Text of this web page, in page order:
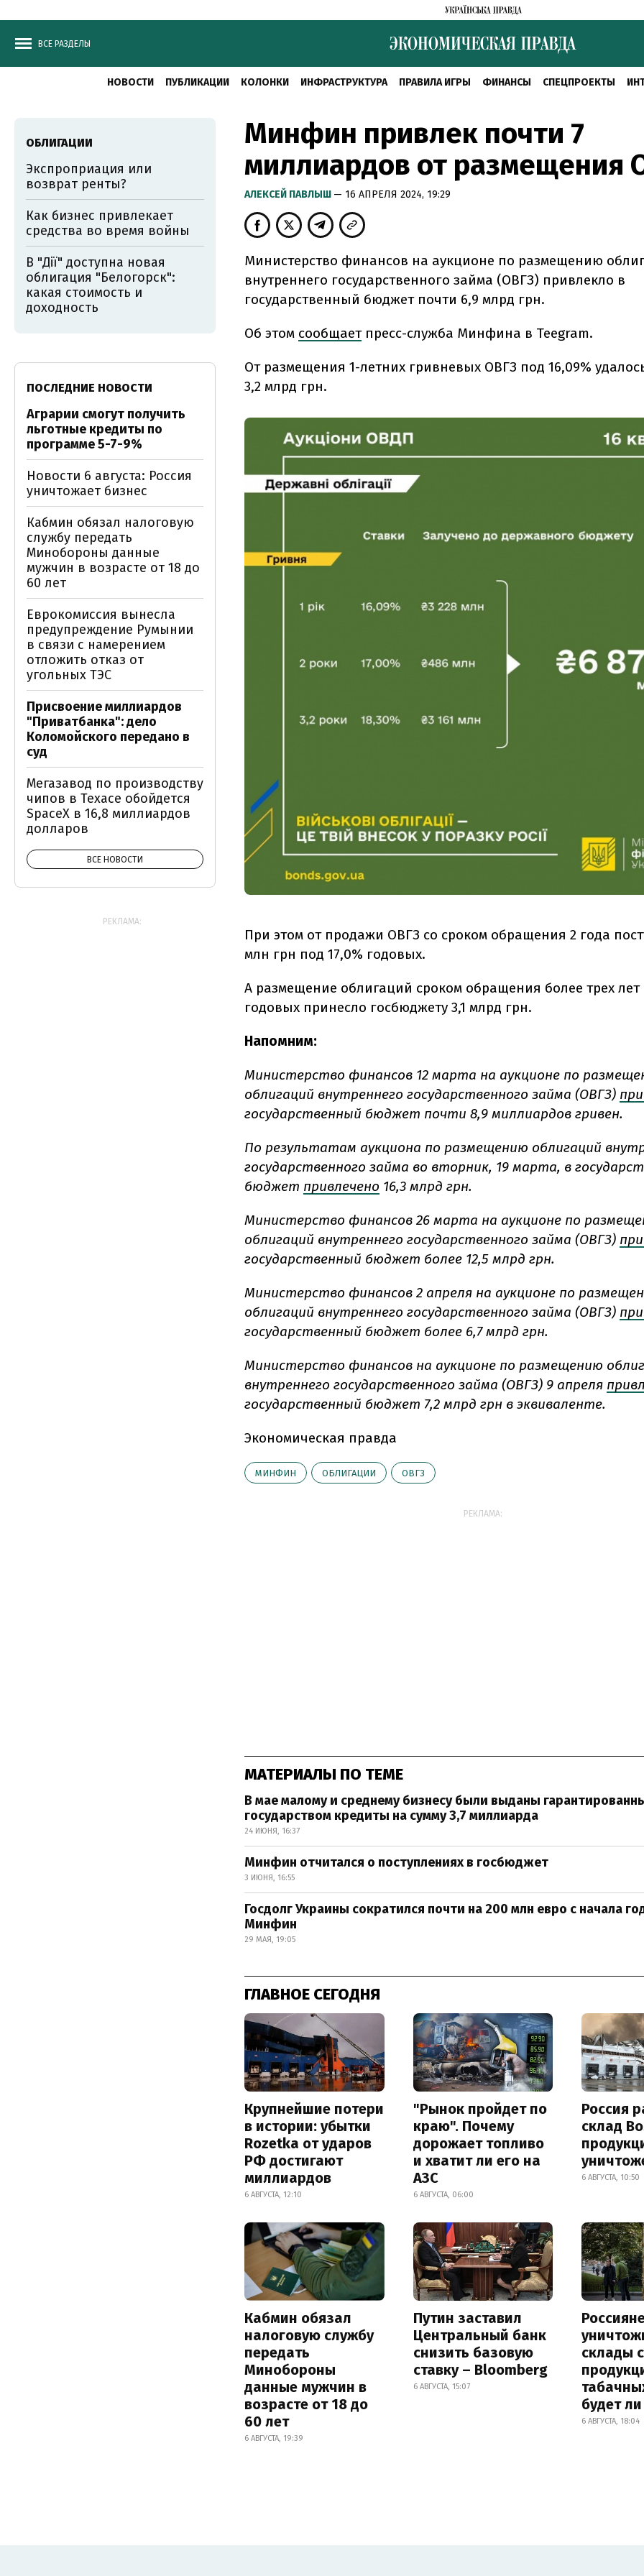
ВСЕ РАЗДЕЛЫ
НОВОСТИ ПУБЛИКАЦИИ КОЛОНКИ ИНФРАСТРУКТУРА ПРАВИЛА ИГРЫ ФИНАНСЫ СПЕЦПРОЕКТЫ
Минфин привлек почти 7
миллиардов от размещения
АЛЕКСЕЙ ПАВЛЫШ — 16 АПРЕЛЯ 2024, 19:29
Министерство финансов на аукционе по размещению
внутреннего государственного займа (ОВГЗ) привлекло в
государственный бюджет почти 6,9 млрд грн.
Об этом сообщаетпресс-служба Минфина в Teegram.
От размещения 1-летних гривневых ОВГЗ под 16,09%
3,2 млрд грн.
При этом от продажи ОВГЗ со сроком обращения 2 года
млн грн под 17,0% годовых.
А размещение облигаций сроком обращения более трех лет
годовых принесло госбюджету 3,1 млрд грн.
Напомним:
Министерство финансов 12 марта на аукционе по
облигаций внутреннего государственного займа (ОВГЗ)
государственный бюджет почти 8,9 миллиардов гривен.
По результатам аукциона по размещению облигаций
государственного займа во вторник, 19 марта, в
бюджет привлечено 16,3 млрд грн.
Министерство финансов 26 марта на аукционе по
облигаций внутреннего государственного займа (ОВГЗ)
государственный бюджет более 12,5 млрд грн.
Министерство финансов 2 апреля на аукционе по
облигаций внутреннего государственного займа (ОВГЗ)
государственный бюджет более 6,7 млрд грн.
Министерство финансов на аукционе по размещению
внутреннего государственного займа (ОВГЗ) 9 апреля
государственный бюджет 7,2 млрд грн в эквиваленте.
Экономическая правда
МИНФИН ОБЛИГАЦИИ ОВГЗ
РЕКЛАМА:
МАТЕРИАЛЫ ПО ТЕМЕ
В мае малому и среднему бизнесу были выданы
государством кредиты на сумму 3,7 миллиарда
24 ИЮНЯ, 16:37
Минфин отчитался о поступлениях в госбюджет
3 ИЮНЯ, 16:55
Госдолг Украины сократился почти на 200 млн евро с начала
Минфин
29 МАЯ, 19:05
ГЛАВНОЕ СЕГОДНЯ
Крупнейшие потери
в истории: убытки
Rozetka от ударов
РФ достигают
миллиардов
6 АВГУСТА, 12:10
"Рынок пройдет по
краю". Почему
дорожает топливо
и хватит ли его на
АЗС
6 АВГУСТА, 06:00
Россия
склад
6 АВГУСТА, 10:50
Кабмин обязал
налоговую службу
передать
Минобороны
данные мужчин в
возрасте от 18 до
60 лет
6 АВГУСТА, 19:39
Путин заставил
Центральный банк
снизить базовую
ставку – Bloomberg
6 АВГУСТА, 15:07
склады с
будет
6 АВГУСТА, 18:04
ОБЛИГАЦИИ
Экспроприация или
возврат ренты?
Как бизнес привлекает
средства во время войны
В "Дії" доступна новая
облигация "Белогорск":
какая стоимость и
доходность
ПОСЛЕДНИЕ НОВОСТИ
Аграрии смогут получить
льготные кредиты по
программе 5-7-9%
Новости 6 августа: Россия
уничтожает бизнес
Кабмин обязал налоговую
службу передать
Минобороны данные
мужчин в возрасте от 18 до
60 лет
Еврокомиссия вынесла
предупреждение Румынии
в связи с намерением
отложить отказ от
угольных ТЭС
Присвоение миллиардов
"Приватбанка": дело
Коломойского передано в
суд
Мегазавод по производству
чипов в Техасе обойдется
SpaceX в 16,8 миллиардов
долларов
ВСЕ НОВОСТИ
РЕКЛАМА: